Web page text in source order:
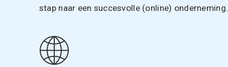
stap naar een succesvolle (online) onderneming.